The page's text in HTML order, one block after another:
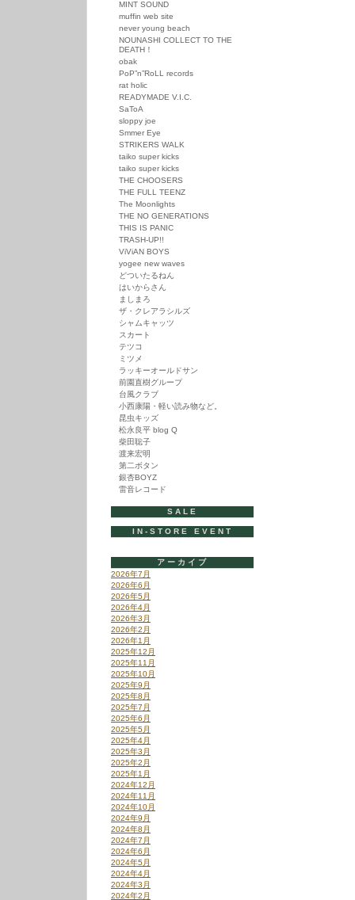
MINT SOUND
muffin web site
never young beach
NOUNASHI COLLECT TO THE
DEATH！
obak
PoP”n”RoLL records
rat holic
READYMADE V.I.C.
SaToA
sloppy joe
Smmer Eye
STRIKERS WALK
taiko super kicks
taiko super kicks
THE CHOOSERS
THE FULL TEENZ
The Moonlights
THE NO GENERATIONS
THIS IS PANIC
TRASH-UP!!
ViViAN BOYS
yogee new waves
どついたるねん
はいからさん
ましまろ
ザ・クレアラシルズ
シャムキャッツ
スカート
テツコ
ミツメ
ラッキーオールドサン
前園直樹グループ
台風クラブ
小西康陽・軽い読み物など。
昆虫キッズ
松永良平 blog Q
柴田聡子
渡来宏明
第二ボタン
銀杏BOYZ
雷音レコード
SALE
IN-STORE EVENT
アーカイブ
2026年7月
2026年6月
2026年5月
2026年4月
2026年3月
2026年2月
2026年1月
2025年12月
2025年11月
2025年10月
2025年9月
2025年8月
2025年7月
2025年6月
2025年5月
2025年4月
2025年3月
2025年2月
2025年1月
2024年12月
2024年11月
2024年10月
2024年9月
2024年8月
2024年7月
2024年6月
2024年5月
2024年4月
2024年3月
2024年2月